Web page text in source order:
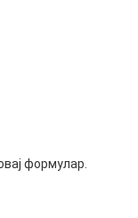
формулар.